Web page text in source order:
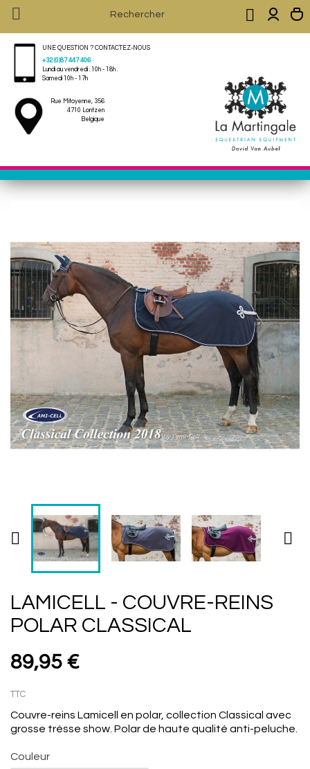
 
UNE QUESTION ? CONTACTEZ-NOUS
+32 (0)87 447 406
Lundi au vendredi : 10h - 18h .
Samedi 10h - 17h
Rue Mitoyenne, 356
4710 Lontzen
Belgique
 
LAMICELL - COUVRE-REINS
POLAR CLASSICAL
89,95 €
TTC
Couvre-reins Lamicell en polar, collection Classical avec
grosse trèsse show. Polar de haute qualité anti-peluche.
Couleur